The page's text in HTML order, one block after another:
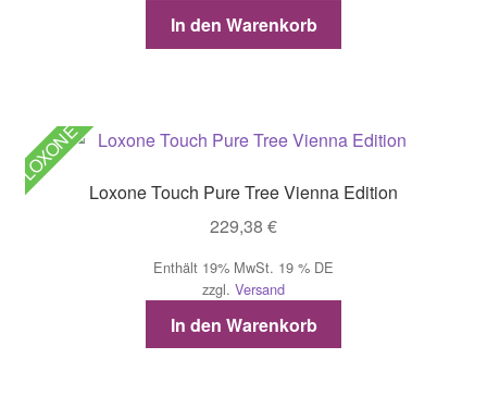
In den Warenkorb
LOXONE
Loxone Touch Pure Tree Vienna Edition
229,38 €
Enthält 19% MwSt. 19 % DE
zzgl. Versand
In den Warenkorb